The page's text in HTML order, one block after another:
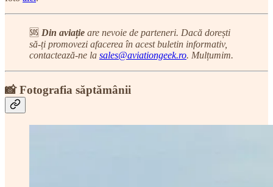
🆘 Din aviație are nevoie de parteneri. Dacă dorești
să-ți promovezi afacerea în acest buletin informativ,
contactează-ne la sales@aviationgeek.ro. Mulțumim.
📸 Fotografia săptămânii